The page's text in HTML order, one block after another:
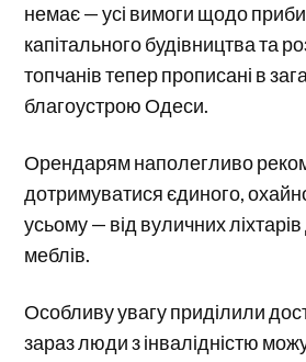
немає — усі вимоги щодо
капітального будівництва та
топчанів тепер прописані в
благоустрою Одеси.
Орендарям наполегливо
дотримуватися єдиного,
усьому — від вуличних
меблів.
Особливу увагу приділили
зараз люди з інвалідністю